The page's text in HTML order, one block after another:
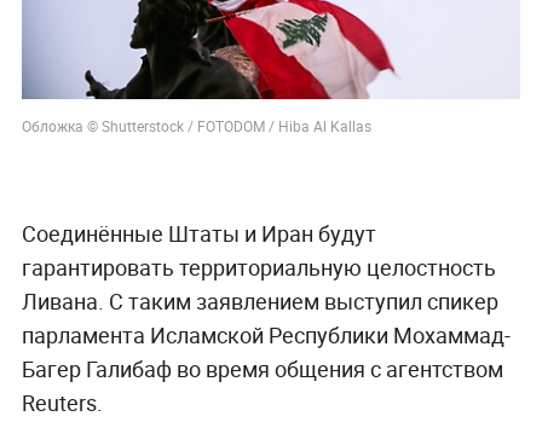
Обложка © Shutterstock / FOTODOM / Hiba Al Kallas
Соединённые Штаты и Иран будут
гарантировать территориальную целостность
Ливана. С таким заявлением выступил спикер
парламента Исламской Республики Мохаммад-
Багер Галибаф во время общения с агентством
Reuters.